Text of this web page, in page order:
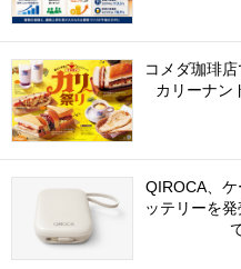
コメダ珈琲
カリーナン
QIROCA、
ッテリーを